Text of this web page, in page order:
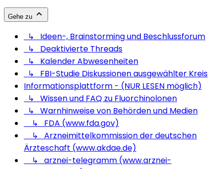
Gehe zu
↳ Ideen-, Brainstorming und Beschlussforum
↳ Deaktivierte Threads
↳ Kalender Abwesenheiten
↳ FBI-Studie Diskussionen ausgewählter Kreis
Informationsplattform - (NUR LESEN möglich)
↳ Wissen und FAQ zu Fluorchinolonen
↳ Warnhinweise von Behörden und Medien
↳ FDA (www.fda.gov)
↳ Arzneimittelkommission der deutschen
Ärzteschaft (www.akdae.de)
↳ arznei-telegramm (www.arznei-